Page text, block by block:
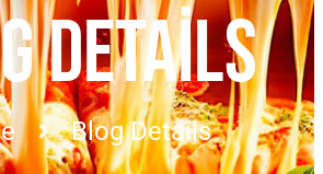
DETAILS
Blog Details